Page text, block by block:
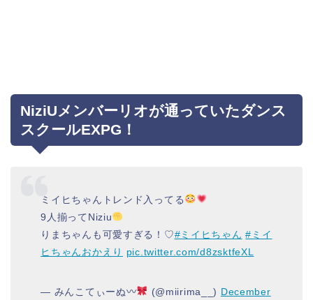
NiziUメンバーリオが通っていたダンス
スクールEXPG！
ミイヒちゃんトレンド入ってる
9人揃ってNiziu
りまちゃんも可愛すぎる！♡#ミイヒちゃん #ミイ
ヒちゃんおかえり
pic.twitter.com/d8zsktfeXL
— みんこてぃーぬ〰 (@miirima__) December